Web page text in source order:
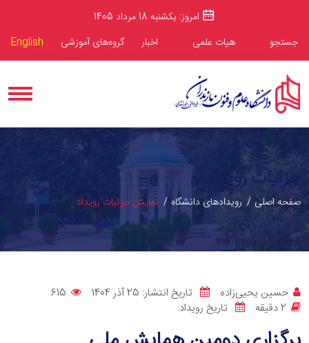
امروز: یکشنبه 18 مرداد 1405
جستجو
هیات علمی اخبار گروه‌های آموزشی English
جزئیات رویداد
صفحه اصلی رویدادهای دانشگاه نمایش جزئیات رویداد
حسین یحیی‌زاده تاریخ انتشار: 25 آذر 1404
615
2 دقيقه
تاریخ رویداد: